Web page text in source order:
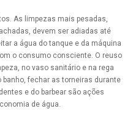
As limpezas mais pesadas,
devem ser adiadas até
a água do tanque e da máquina
o consumo consciente. O reuso
no vaso sanitário e na rega
banho, fechar as torneiras durante
e do barbear são ações
de água.